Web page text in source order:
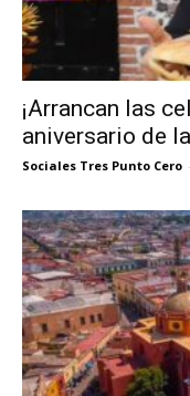
¡Arrancan las
aniversario de
Sociales Tres Punto Cero -